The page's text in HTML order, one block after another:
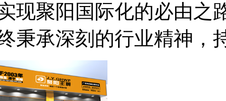
现聚阳国际化的必由之
秉承深刻的行业精神，